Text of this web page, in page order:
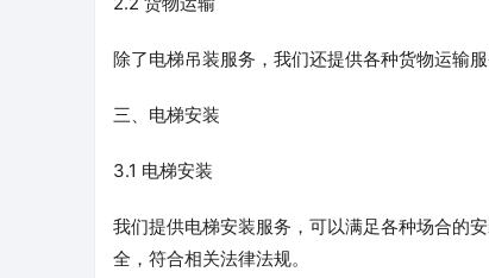
除了电梯吊装服务，我们还提供各种货物运输
三、电梯安装
3.1 电梯安装
我们提供电梯安装服务，可以满足各种场合的
全，符合相关法律法规。